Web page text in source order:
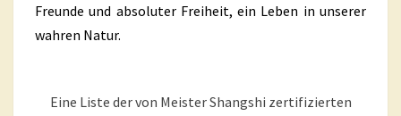
Freunde und absoluter Freiheit, ein Leben in unserer
wahren Natur.
Eine Liste der von Meister Shangshi zertifizierten